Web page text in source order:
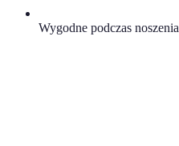
Wygodne podczas noszenia